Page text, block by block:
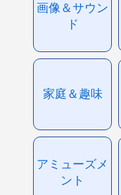
画像＆サウン
ド
家庭＆趣味
アミューズメ
ント